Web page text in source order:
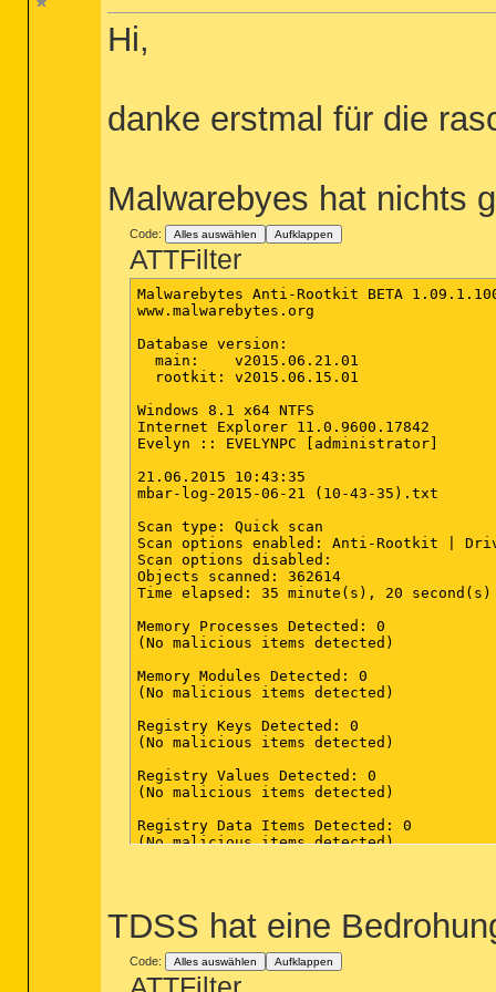
Hi,
danke erstmal für die
Malwarebyes hat nichts
Code: Alles auswählen Aufklappen
ATTFilter
Malwarebytes Anti-Rootkit BETA
www.malwarebytes.org
Database version:
  main:    v2015.06.21.01
  rootkit: v2015.06.15.01
Windows 8.1 x64 NTFS
Internet Explorer 11.0.9600.17842
Evelyn :: EVELYNPC [administrator]
21.06.2015 10:43:35
mbar-log-2015-06-21 (10-43-35).txt
Scan type: Quick scan
Scan options enabled: Anti-Rootkit |
Scan options disabled:
Objects scanned: 362614
Time elapsed: 35 minute(s), 20 second(s)
Memory Processes Detected: 0
(No malicious items detected)
Memory Modules Detected: 0
(No malicious items detected)
Registry Keys Detected: 0
(No malicious items detected)
Registry Values Detected: 0
(No malicious items detected)
Registry Data Items Detected: 0
(No malicious items detected)
Files Detected: 0
(No malicious items detected)
Physical Sectors Detected: 0
TDSS hat eine
Code: Alles auswählen Aufklappen